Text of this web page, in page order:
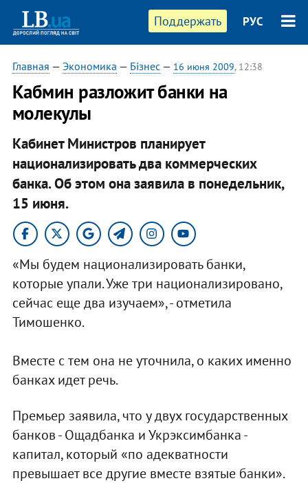
Поддержать РУС
Главная — Экономика — Бізнес— 16 июня 2009, 12:38
Кабмин разложит банки на
молекулы
Кабинет Министров планирует
национализировать два коммерческих
банка. Об этом она заявила в понедельник,
15 июня.
«Мы будем национализировать банки,
которые упали. Уже три национализировано,
сейчас еще два изучаем», - отметила
Тимошенко.
Вместе с тем она не уточнила, о каких именно
банках идет речь.
Премьер заявила, что у двух государственных
банков - Ощадбанка и Укрэксимбанка -
капитал, который «по адекватности
превышает все другие вместе взятые банки».